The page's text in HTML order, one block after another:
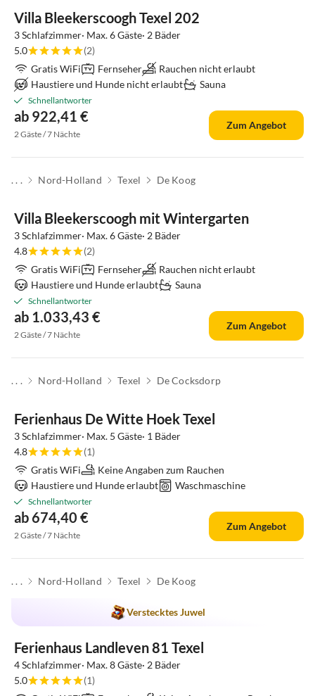
Villa Bleekerscoogh Texel 202
3 Schlafzimmer· Max. 6 Gäste· 2 Bäder
5.0
(2)
Gratis WiFi
Fernseher
Rauchen nicht erlaubt
Haustiere und Hunde nicht erlaubt
Sauna
Schnellantworter
ab 922,41 €
2 Gäste / 7 Nächte
Zum Angebot
. . . Nord-Holland Texel De Koog
Villa Bleekerscoogh mit Wintergarten
3 Schlafzimmer· Max. 6 Gäste· 2 Bäder
4.8
(2)
Gratis WiFi
Fernseher
Rauchen nicht erlaubt
Haustiere und Hunde erlaubt
Sauna
Schnellantworter
ab 1.033,43 €
2 Gäste / 7 Nächte
Zum Angebot
. . . Nord-Holland Texel De Cocksdorp
Ferienhaus De Witte Hoek Texel
3 Schlafzimmer· Max. 5 Gäste· 1 Bäder
4.8
(1)
Gratis WiFi
Keine Angaben zum Rauchen
Haustiere und Hunde erlaubt
Waschmaschine
Schnellantworter
ab 674,40 €
2 Gäste / 7 Nächte
Zum Angebot
. . . Nord-Holland Texel De Koog
Verstecktes Juwel
Ferienhaus Landleven 81 Texel
4 Schlafzimmer· Max. 8 Gäste· 2 Bäder
5.0
(1)